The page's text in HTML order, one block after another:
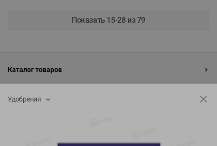
Показать 15-28 из 79
Каталог товаров
Удобрения